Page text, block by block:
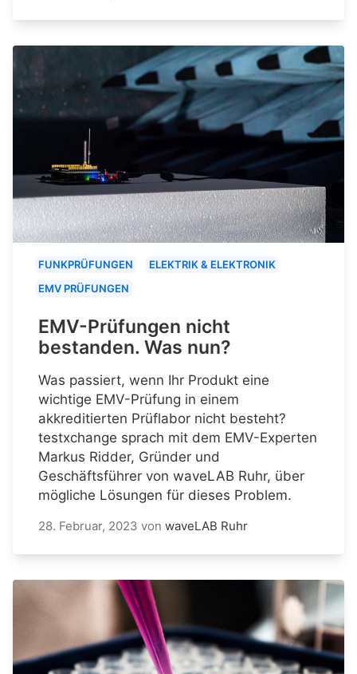
FUNKPRÜFUNGEN
ELEKTRIK & ELEKTRONIK
EMV PRÜFUNGEN
EMV-Prüfungen nicht
bestanden. Was nun?
Was passiert, wenn Ihr Produkt eine
wichtige EMV-Prüfung in einem
akkreditierten Prüflabor nicht besteht?
testxchange sprach mit dem EMV-Experten
Markus Ridder, Gründer und
Geschäftsführer von waveLAB Ruhr, über
mögliche Lösungen für dieses Problem.
28. Februar, 2023 von waveLAB Ruhr